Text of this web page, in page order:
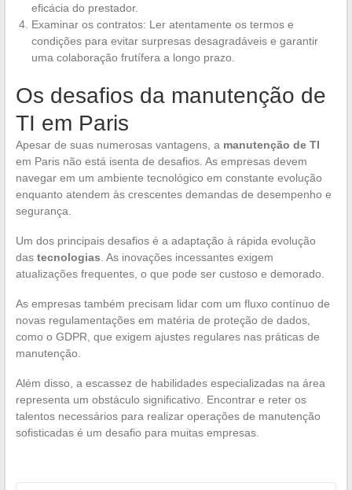
eficácia do prestador.
Examinar os contratos: Ler atentamente os termos e
condições para evitar surpresas desagradáveis e garantir
uma colaboração frutífera a longo prazo.
Os desafios da manutenção de
TI em Paris
Apesar de suas numerosas vantagens, a manutenção de TI
em Paris não está isenta de desafios. As empresas devem
navegar em um ambiente tecnológico em constante evolução
enquanto atendem às crescentes demandas de desempenho e
segurança.
Um dos principais desafios é a adaptação à rápida evolução
das tecnologias . As inovações incessantes exigem
atualizações frequentes, o que pode ser custoso e demorado.
As empresas também precisam lidar com um fluxo contínuo de
novas regulamentações em matéria de proteção de dados,
como o GDPR, que exigem ajustes regulares nas práticas de
manutenção.
Além disso, a escassez de habilidades especializadas na área
representa um obstáculo significativo. Encontrar e reter os
talentos necessários para realizar operações de manutenção
sofisticadas é um desafio para muitas empresas.